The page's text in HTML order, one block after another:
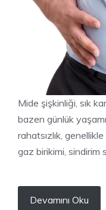
Mide şişkinliği, sık
bazen günlük
rahatsızlık,
gaz birikimi, sindirim
Devamını Oku